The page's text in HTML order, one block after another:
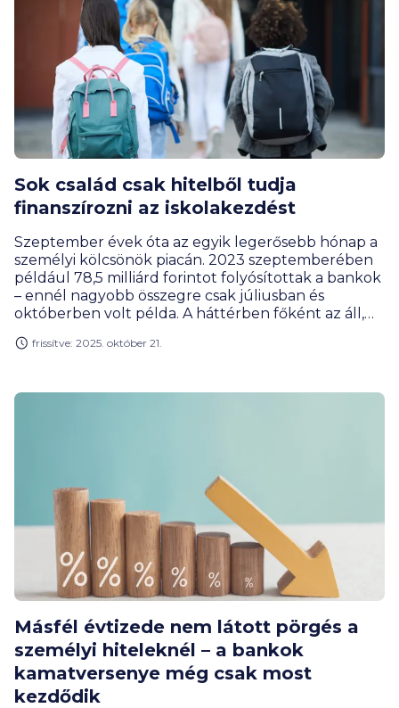
Sok család csak hitelből tudja
finanszírozni az iskolakezdést
Szeptember évek óta az egyik legerősebb hónap a
személyi kölcsönök piacán. 2023 szeptemberében
például 78,5 milliárd forintot folyósítottak a bankok
– ennél nagyobb összegre csak júliusban és
októberben volt példa. A háttérben főként az áll,
előteremteni a tanévkezdés költségeit.
frissítve: 2025. október 21.
Másfél évtizede nem látott pörgés a
személyi hiteleknél – a bankok
kamatversenye még csak most
kezdődik